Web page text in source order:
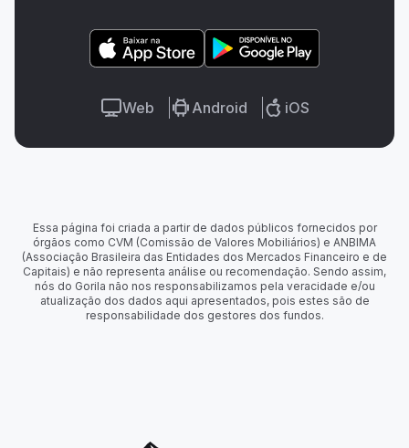
Web Android iOS
Essa página foi criada a partir de dados públicos fornecidos por
órgãos como CVM (Comissão de Valores Mobiliários) e ANBIMA
(Associação Brasileira das Entidades dos Mercados Financeiro e de
Capitais) e não representa análise ou recomendação. Sendo assim,
nós do Gorila não nos responsabilizamos pela veracidade e/ou
atualização dos dados aqui apresentados, pois estes são de
responsabilidade dos gestores dos fundos.